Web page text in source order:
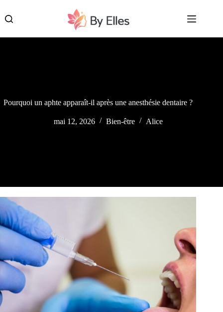
contenu
Pourquoi un aphte apparaît-il après une anesthésie dentaire ?
mai 12, 2026 Bien-être Alice